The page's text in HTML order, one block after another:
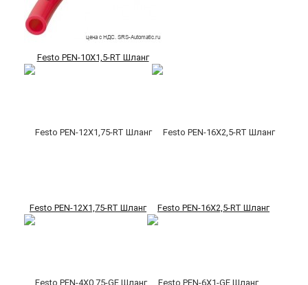
Festo PEN-10X1,5-RT Шланг
Festo PEN-12X1,75-RT Шланг Festo PEN-16X2,5-RT Шланг